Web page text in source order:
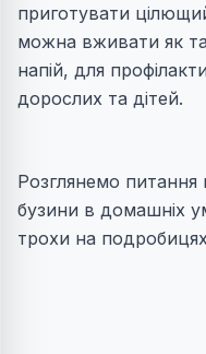
приготувати
можна вживати як
напій, для
дорослих та дітей.
Розглянемо питання
бузини в домашніх
трохи на